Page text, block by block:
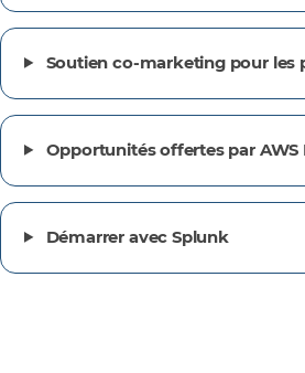
Soutien co-marketing pour les
Opportunités offertes par AWS
Démarrer avec Splunk